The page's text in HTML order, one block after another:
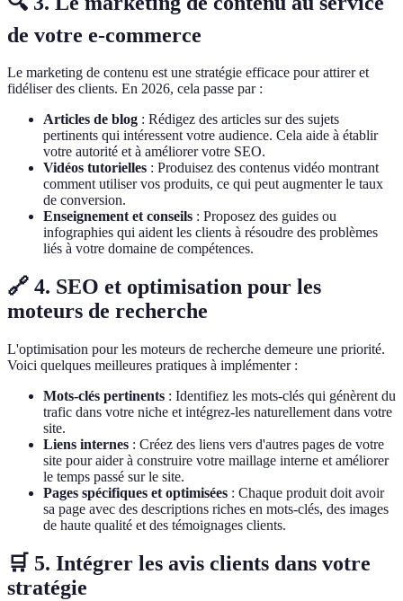
de votre e-commerce
Le marketing de contenu est une stratégie efficace pour attirer et
fidéliser des clients. En 2026, cela passe par :
Articles de blog : Rédigez des articles sur des sujets
pertinents qui intéressent votre audience. Cela aide à établir
votre autorité et à améliorer votre SEO.
Vidéos tutorielles : Produisez des contenus vidéo montrant
comment utiliser vos produits, ce qui peut augmenter le taux
de conversion.
Enseignement et conseils : Proposez des guides ou
infographies qui aident les clients à résoudre des problèmes
liés à votre domaine de compétences.
🔗 4. SEO et optimisation pour les
moteurs de recherche
L'optimisation pour les moteurs de recherche demeure une priorité.
Voici quelques meilleures pratiques à implémenter :
Mots-clés pertinents : Identifiez les mots-clés qui génèrent du
trafic dans votre niche et intégrez-les naturellement dans votre
site.
Liens internes : Créez des liens vers d'autres pages de votre
site pour aider à construire votre maillage interne et améliorer
le temps passé sur le site.
Pages spécifiques et optimisées : Chaque produit doit avoir
sa page avec des descriptions riches en mots-clés, des images
de haute qualité et des témoignages clients.
🛒 5. Intégrer les avis clients dans votre
stratégie